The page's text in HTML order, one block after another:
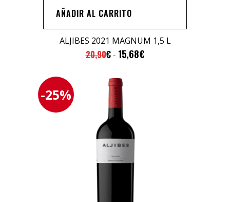
MAGNUMAÑADIR AL CARRITO
ALJIBES 2021 MAGNUM 1,5 L
20,90€ 15,68€
-25%